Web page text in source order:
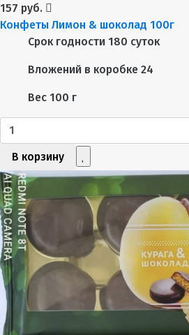
157 руб.
Конфеты Лимон & шоколад 100г
Срок годности 180 суток
Вложений в коробке 24
Вес 100 г
В корзину